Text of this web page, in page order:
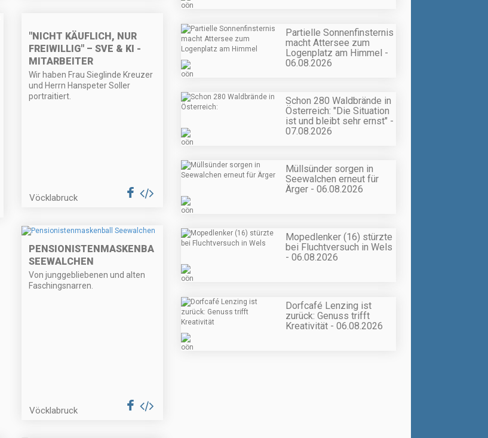
"NICHT KÄUFLICH, NUR
FREIWILLIG" – SVE & KI -
MITARBEITER
Wir haben Frau Sieglinde Kreuzer
und Herrn Hanspeter Soller
portraitiert.
Vöcklabruck
PENSIONISTENMASKENBALL
SEEWALCHEN
Von junggebliebenen und alten
Faschingsnarren.
Vöcklabruck
Partielle Sonnenfinsternis
macht Attersee zum
Logenplatz am Himmel -
06.08.2026
Schon 280 Waldbrände in
Österreich: "Die Situation
ist und bleibt sehr ernst" -
07.08.2026
Müllsünder sorgen in
Seewalchen erneut für
Ärger - 06.08.2026
Mopedlenker (16) stürzte
bei Fluchtversuch in Wels
- 06.08.2026
Dorfcafé Lenzing ist
zurück: Genuss trifft
Kreativität - 06.08.2026